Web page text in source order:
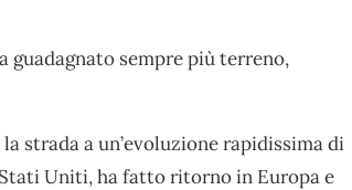
guadagnato sempre più terreno,
strada a un’evoluzione rapidissima di
Uniti, ha fatto ritorno in Europa e